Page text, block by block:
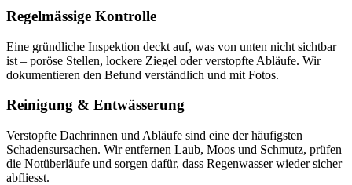
Regelmässige Kontrolle
Eine gründliche Inspektion deckt auf, was von unten nicht sichtbar
ist – poröse Stellen, lockere Ziegel oder verstopfte Abläufe. Wir
dokumentieren den Befund verständlich und mit Fotos.
Reinigung & Entwässerung
Verstopfte Dachrinnen und Abläufe sind eine der häufigsten
Schadensursachen. Wir entfernen Laub, Moos und Schmutz, prüfen
die Notüberläufe und sorgen dafür, dass Regenwasser wieder sicher
abfliesst.